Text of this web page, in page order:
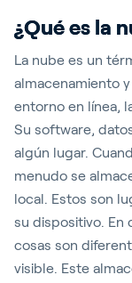
¿Qué es la
La nube es un
almacenamiento
entorno en línea,
Su software,
algún lugar.
menudo se
local. Estos son
su dispositivo. En
cosas son
visible. Este